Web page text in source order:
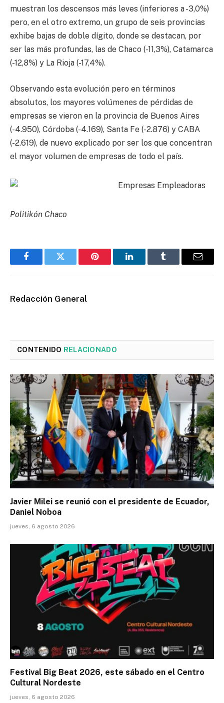
muestran los descensos más leves (inferiores a -3,0%)
pero, en el otro extremo, un grupo de seis provincias
exhibe bajas de doble dígito, donde se destacan, por
ser las más profundas, las de Chaco (-11,3%), Catamarca
(-12,8%) y La Rioja (-17,4%).
Observando esta evolución pero en términos
absolutos, los mayores volúmenes de pérdidas de
empresas se vieron en la provincia de Buenos Aires
(-4.950), Córdoba (-4.169), Santa Fe (-2.876) y CABA
(-2.619), de nuevo explicado por ser los que concentran
el mayor volumen de empresas de todo el país.
Politikón Chaco
FacebookTwitter Pinterest LinkedInTumblr Email
Redacción General
CONTENIDO RELACIONADO
Javier Milei se reunió con el presidente de Ecuador,
Daniel Noboa
jueves, 6 agosto 2026
Festival Big Beat 2026, este sábado en el Centro
Cultural Nordeste
jueves, 6 agosto 2026